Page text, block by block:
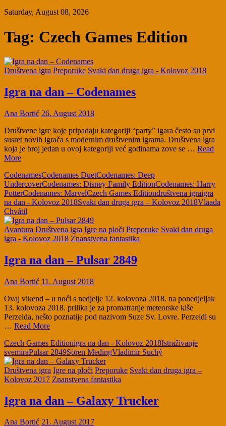
Saturday, August 08, 2026
Tag: Czech Games Edition
Društvena igra Preporuke Svaki dan druga igra - Kolovoz 2018
Igra na dan – Codenames
Ana Bortić 26. August 2018
Društvene igre koje pripadaju kategoriji “party” igara često su prvi
susret novih igrača s modernim društvenim igrama. Društvena igra
koja je broj jedan u ovoj kategoriji već godinama zove se … Read
More
CodenamesCodenames DuetCodenames: Deep
UndercoverCodenames: Disney Family EditionCodenames: Harry
PotterCodenames: MarvelCzech Games Editiondruštvena igraigra
na dan - Kolovoz 2018Svaki dan druga igra – Kolovoz 2018Vlaada
Chvátil
Avantura Društvena igra Igre na ploči Preporuke Svaki dan druga
igra - Kolovoz 2018 Znanstvena fantastika
Igra na dan – Pulsar 2849
Ana Bortić 11. August 2018
Ovaj vikend – u noći s nedjelje 12. kolovoza 2018. na ponedjeljak
13. kolovoza 2018. prilika je za promatranje meteorske kiše
Perzeida, nešto poznatije pod nazivom Suze Sv. Lovre. Perzeidi su
… Read More
Czech Games Editionigra na dan - Kolovoz 2018Istraživanje
svemiraPulsar 2849Sören MedingVladimír Suchý
Društvena igra Igre na ploči Preporuke Svaki dan druga igra –
Kolovoz 2017 Znanstvena fantastika
Igra na dan – Galaxy Trucker
Ana Bortić 21. August 2017